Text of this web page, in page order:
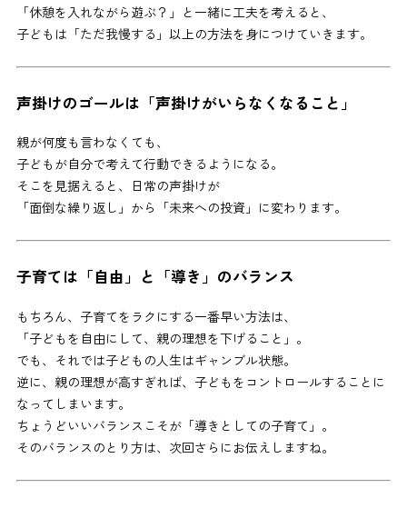
「休憩を入れながら遊ぶ？」と一緒に工夫を考えると、
子どもは「ただ我慢する」以上の方法を身につけていきます。
声掛けのゴールは「声掛けがいらなくなること」
親が何度も言わなくても、
子どもが自分で考えて行動できるようになる。
そこを見据えると、日常の声掛けが
「面倒な繰り返し」から「未来への投資」に変わります。
子育ては「自由」と「導き」のバランス
もちろん、子育てをラクにする一番早い方法は、
「子どもを自由にして、親の理想を下げること」。
でも、それでは子どもの人生はギャンブル状態。
逆に、親の理想が高すぎれば、子どもをコントロールすることに
なってしまいます。
ちょうどいいバランスこそが「導きとしての子育て」。
そのバランスのとり方は、次回さらにお伝えしますね。